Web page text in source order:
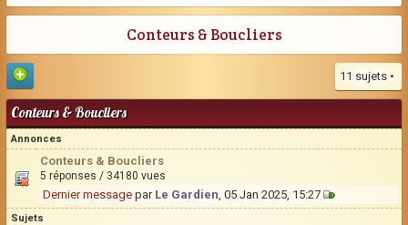
Conteurs & Boucliers
11 sujets •
Conteurs & Boucliers
Annonces
Conteurs & Boucliers
5 réponses / 34180 vues
Dernier message par Le Gardien, 05 Jan 2025, 15:27
Sujets